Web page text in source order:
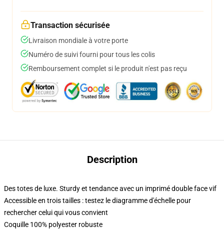
Transaction sécurisée
Livraison mondiale à votre porte
Numéro de suivi fourni pour tous les colis
Remboursement complet si le produit n'est pas reçu
Description
Des totes de luxe. Sturdy et tendance avec un imprimé double face vif
Accessible en trois tailles : testez le diagramme d'échelle pour
rechercher celui qui vous convient
Coquille 100% polyester robuste